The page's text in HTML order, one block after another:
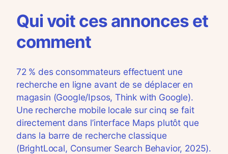
Qui voit ces annonces et
comment
72 % des consommateurs effectuent une
recherche en ligne avant de se déplacer en
magasin (Google/Ipsos, Think with Google).
Une recherche mobile locale sur cinq se fait
directement dans l’interface Maps plutôt que
dans la barre de recherche classique
(BrightLocal, Consumer Search Behavior, 2025).